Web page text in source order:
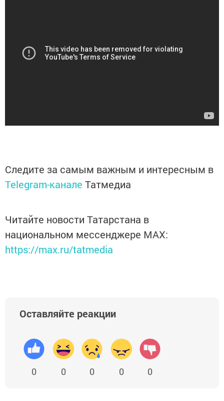
Следите за самым важным и интересным в
Telegram-канале Татмедиа
Читайте новости Татарстана в
национальном мессенджере MАХ:
https://max.ru/tatmedia
Оставляйте реакции
0 0 0 0 0